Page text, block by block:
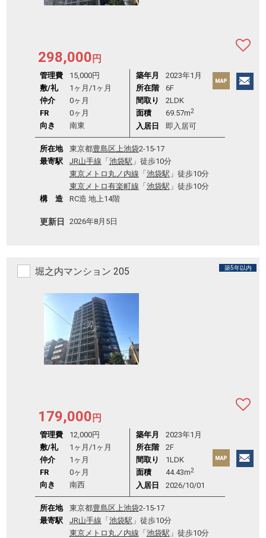
298,000 円
管理費
15,000円
敷/礼
1ヶ月 /1ヶ月
仲介
0ヶ月
FR
0ヶ月
向き
南東
築年月
2023年1月
所在階
6F
間取り
2LDK
面積
69.57m2
入居日 即入居可
所在地 東京都豊島区上池袋2-15-17
最寄駅
JR山手線 「 池袋駅 」徒歩10分
東京メトロ丸ノ内線 「 池袋駅 」徒歩10分
東京メトロ有楽町線 「 池袋駅 」徒歩10分
構 造
RC造 地上14階
更新日 2026年8月5日
堀之内マンション 205 築5年以内
179,000 円
管理費
12,000円
敷/礼
1ヶ月 /1ヶ月
仲介
1ヶ月
FR
0ヶ月
向き
南西
築年月
2023年1月
所在階
2F
間取り
1LDK
面積
44.43m2
入居日 2026/10/01
所在地 東京都豊島区上池袋2-15-17
最寄駅
JR山手線 「 池袋駅 」徒歩10分
東京メトロ丸ノ内線 「 池袋駅 」徒歩10分